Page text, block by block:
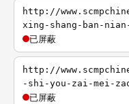
http://
xing-shang-ban-
已屏蔽
http://
-shi-you-zai-mei-
已屏蔽